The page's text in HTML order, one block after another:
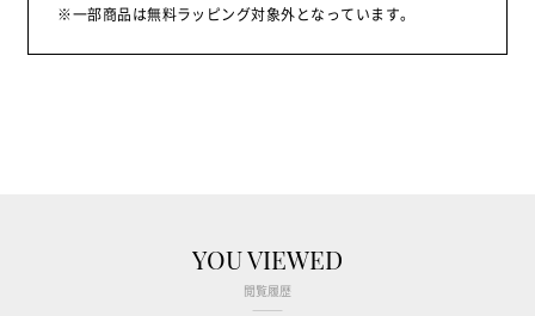
※一部商品は無料ラッピング対象外となっています。
YOU VIEWED
閲覧履歴